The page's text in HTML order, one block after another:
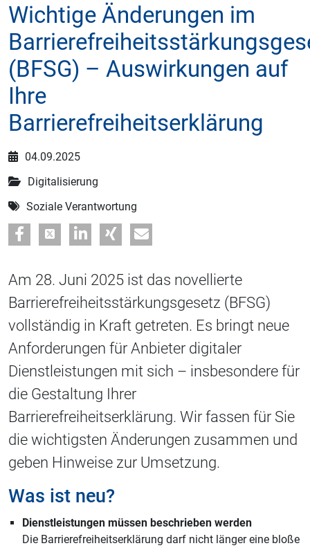
Wichtige Änderungen im
(BFSG) – Auswirkungen auf
Ihre
Barrierefreiheitserklärung
04.09.2025
Digitalisierung
Soziale Verantwortung
Am 28. Juni 2025 ist das novellierte
Barrierefreiheitsstärkungsgesetz (BFSG)
vollständig in Kraft getreten. Es bringt neue
Anforderungen für Anbieter digitaler
Dienstleistungen mit sich – insbesondere für
die Gestaltung Ihrer
Barrierefreiheitserklärung. Wir fassen für Sie
die wichtigsten Änderungen zusammen und
geben Hinweise zur Umsetzung.
Was ist neu?
Dienstleistungen müssen beschrieben werden
Die Barrierefreiheitserklärung darf nicht länger eine bloße